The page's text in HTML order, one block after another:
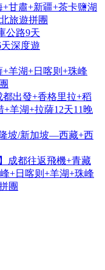
甘肅+新疆+茶卡鹽湖
旅遊拼團
公路9天
深度遊
羊湖+日喀则+珠峰
都出發+香格里拉+稻
羊湖+拉薩12天11晚
坡/新加坡—西藏+西
成都往返飛機+青藏
+日喀则+羊湖+珠峰
團